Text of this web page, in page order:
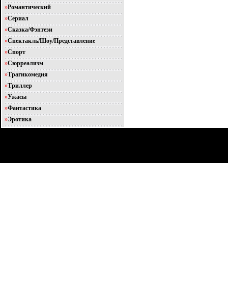
»Романтический
»Сериал
»Сказка/Фэнтези
»Спектакль/Шоу/Представление
»Спорт
»Сюрреализм
»Трагикомедия
»Триллер
»Ужасы
»Фантастика
»Эротика